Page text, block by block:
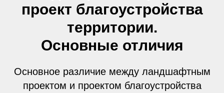
проект благоустройства
территории.
Основные отличия
Основное различие между ландшафтным
проектом и проектом благоустройства